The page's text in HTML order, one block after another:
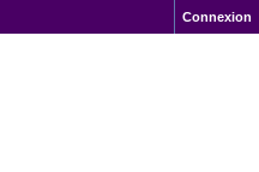
Connexion